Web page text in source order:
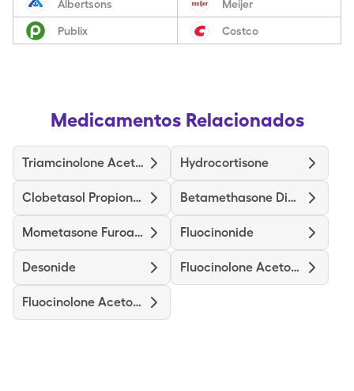
Albertsons Meijer
Publix Costco
Medicamentos Relacionados
Triamcinolone Acetonide Hydrocortisone
Clobetasol Propionate Betamethasone Dipropionate
Mometasone Furoate Fluocinonide
Desonide Fluocinolone Acetonide Body
Fluocinolone Acetonide Scalp